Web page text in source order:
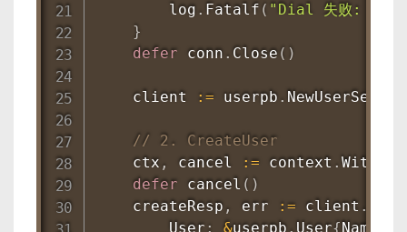
        log
. Fatalf ( "Dial 失败: %v"
}
defer conn . Close ( )
    client
:= userpb .
// 2. CreateUser
    ctx
, cancel := context .
defer
cancel ( )
    createResp
, err := client .
        User
: &userpb . User{Name